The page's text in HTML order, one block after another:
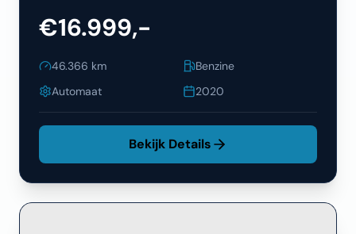
€16.999,-
46.366 km
Benzine
Automaat
2020
Bekijk Details